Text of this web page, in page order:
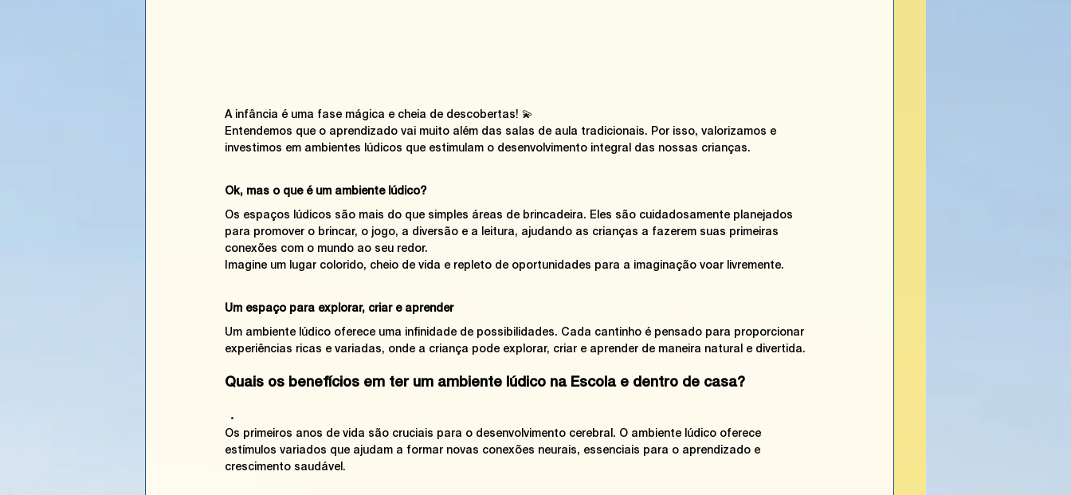
A infância é uma fase mágica e cheia de descobertas! 💫
Entendemos que o aprendizado vai muito além das salas de aula tradicionais. Por isso, valorizamos e
investimos em ambientes lúdicos que estimulam o desenvolvimento integral das nossas crianças.
Ok, mas o que é um ambiente lúdico?
Os espaços lúdicos são mais do que simples áreas de brincadeira. Eles são cuidadosamente planejados
para promover o brincar, o jogo, a diversão e a leitura, ajudando as crianças a fazerem suas primeiras
conexões com o mundo ao seu redor.
Imagine um lugar colorido, cheio de vida e repleto de oportunidades para a imaginação voar livremente.
Um espaço para explorar, criar e aprender
Um ambiente lúdico oferece uma infinidade de possibilidades. Cada cantinho é pensado para proporcionar
experiências ricas e variadas, onde a criança pode explorar, criar e aprender de maneira natural e divertida.
Quais os benefícios em ter um ambiente lúdico na Escola e dentro de casa?
Os primeiros anos de vida são cruciais para o desenvolvimento cerebral. O ambiente lúdico oferece
estímulos variados que ajudam a formar novas conexões neurais, essenciais para o aprendizado e
crescimento saudável.